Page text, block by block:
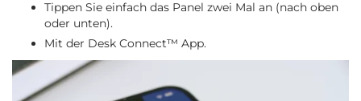
Tippen Sie einfach das Panel zwei Mal an (nach oben
oder unten).
Mit der Desk Connect™ App.